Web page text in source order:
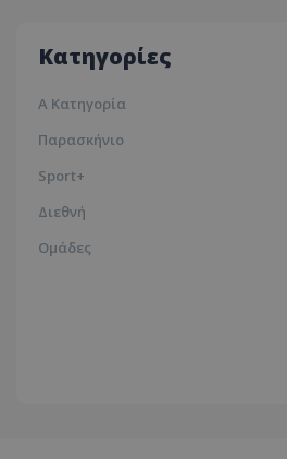
Κατηγορίες
Α Κατηγορία
Παρασκήνιο
Sport+
Διεθνή
Ομάδες